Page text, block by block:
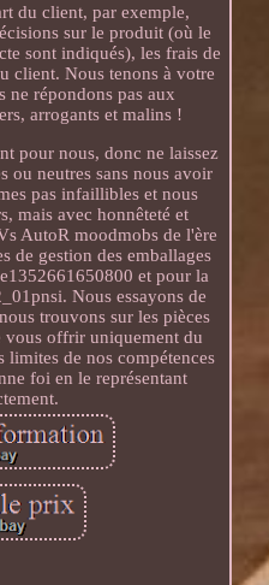
du client, par exemple,
sur le produit (où le
sont indiqués), les frais de
client. Nous tenons à votre
ne répondons pas aux
arrogants et malins !
pour nous, donc ne laissez
ou neutres sans nous avoir
pas infaillibles et nous
mais avec honnêteté et
AutoR moodmobs de l'ère
de gestion des emballages
et pour la
Nous essayons de
trouvons sur les pièces
vous offrir uniquement du
limites de nos compétences
foi en le représentant